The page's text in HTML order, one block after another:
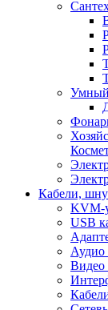
Кабели,
KVM-
USB
Аудио
Видео